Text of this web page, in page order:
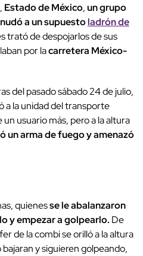
, Estado de México,un grupo
a un supuestoladrón de
trató de despojarlos de sus
por lacarretera México-
del pasado sábado 24 de julio,
a la unidad del transporte
usuario más, pero a la altura
un arma de fuego y amenazó
quienesse le abalanzaron
y empezar a golpearlo. De
de la combi se orilló a la altura
y siguieren golpeando,